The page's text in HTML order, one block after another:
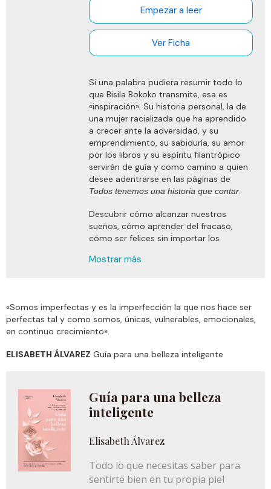
web, quienes pueden combinarla con otra información
que les haya proporcionado o que hayan recopilado a
partir del uso que haya hecho de sus servicios.
Empezar a leer
Ver Ficha
Si una palabra pudiera resumir todo lo
que Bisila Bokoko transmite, esa es
«inspiración». Su historia personal, la de
una mujer racializada que ha aprendido
a crecer ante la adversidad, y su
emprendimiento, su sabiduría, su amor
por los libros y su espíritu filantrópico
servirán de guía y como camino a quien
desee adentrarse en las páginas de
Todos tenemos una historia que contar.
Descubrir cómo alcanzar nuestros
sueños, cómo aprender del fracaso,
cómo ser felices sin importar los
nosotros la lectura —como lo hicieron
nuestros miedos son las enseñanzas de
la historia que nos cuenta Bokoko para
ayudarnos a descubrir cómo queremos
African Literacy Project y dueña de una
vida llena de anécdotas y valiosos
aprendizajes, nos revela una trayectoria
que todos necesitamos para llegar cada
vidas.
Mostrar más
«Somos imperfectas y es la imperfección la que nos hace ser
perfectas tal y como somos, únicas, vulnerables, emocionales,
en continuo crecimiento».
ELISABETH ÁLVAREZ Guía para una belleza inteligente
Guía para una belleza
inteligente
Elisabeth Álvarez
Todo lo que necesitas saber para
sentirte bien en tu propia piel